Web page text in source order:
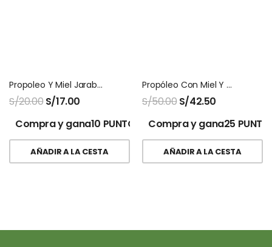
Propoleo Y Miel Jarabe Fitosana
S/20.00 S/17.00
Compra y gana10 PUNTOS!
AÑADIR A LA CESTA
Propóleo Con Miel Y Camu Camu San Jose 120 Ml
S/50.00 S/42.50
Compra y gana25
AÑADIR A LA CESTA